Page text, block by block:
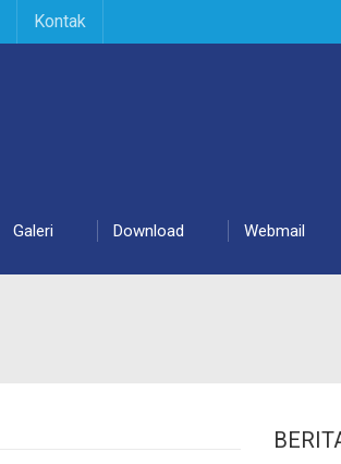
Kontak
Galeri Download Webmail